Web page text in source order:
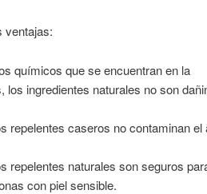
ventajas:
químicos que se encuentran en la
ingredientes naturales no son
repelentes caseros no contaminan el
repelentes naturales son seguros
con piel sensible.